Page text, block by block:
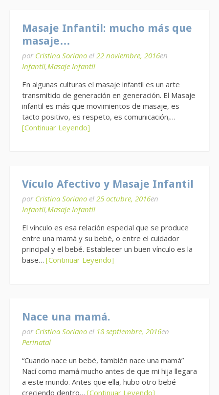
Masaje Infantil: mucho más que
masaje…
por Cristina Soriano el 22 noviembre, 2016en
Infantil,Masaje Infantil
En algunas culturas el masaje infantil es un arte
transmitido de generación en generación. El Masaje
infantil es más que movimientos de masaje, es
tacto positivo, es respeto, es comunicación,…
[Continuar Leyendo]
Vículo Afectivo y Masaje Infantil
por Cristina Soriano el 25 octubre, 2016en
Infantil,Masaje Infantil
El vínculo es esa relación especial que se produce
entre una mamá y su bebé, o entre el cuidador
principal y el bebé. Establecer un buen vínculo es la
base… [Continuar Leyendo]
Nace una mamá.
por Cristina Soriano el 18 septiembre, 2016en
Perinatal
“Cuando nace un bebé, también nace una mamá”
Nací como mamá mucho antes de que mi hija llegara
a este mundo. Antes que ella, hubo otro bebé
creciendo dentro… [Continuar Leyendo]